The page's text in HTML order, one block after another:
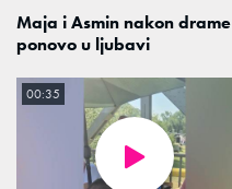
Maja i Asmin nakon drame
ponovo u ljubavi
00:35